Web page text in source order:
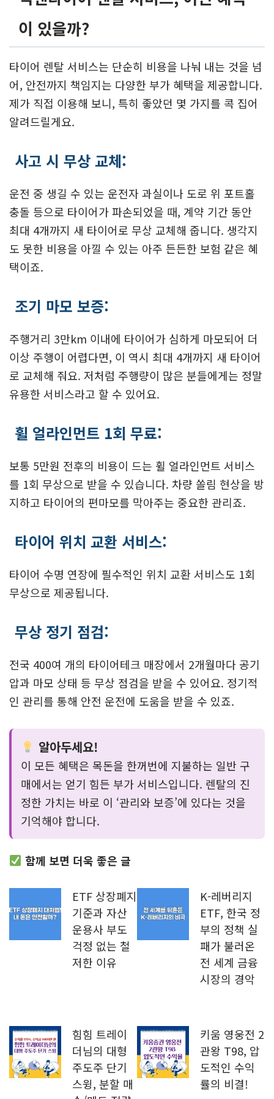
이 있을까?
타이어 렌탈 서비스는 단순히 비용을 나눠 내는 것을 넘
어, 안전까지 책임지는 다양한 부가 혜택을 제공합니다.
제가 직접 이용해 보니, 특히 좋았던 몇 가지를 콕 집어
알려드릴게요.
사고 시 무상 교체:
운전 중 생길 수 있는 운전자 과실이나 도로 위 포트홀
충돌 등으로 타이어가 파손되었을 때, 계약 기간 동안
최대 4개까지 새 타이어로 무상 교체해 줍니다. 생각지
도 못한 비용을 아낄 수 있는 아주 든든한 보험 같은 혜
택이죠.
조기 마모 보증:
주행거리 3만km 이내에 타이어가 심하게 마모되어 더
이상 주행이 어렵다면, 이 역시 최대 4개까지 새 타이어
로 교체해 줘요. 저처럼 주행량이 많은 분들에게는 정말
유용한 서비스라고 할 수 있어요.
휠 얼라인먼트 1회 무료:
보통 5만원 전후의 비용이 드는 휠 얼라인먼트 서비스
를 1회 무상으로 받을 수 있습니다. 차량 쏠림 현상을 방
지하고 타이어의 편마모를 막아주는 중요한 관리죠.
타이어 위치 교환 서비스:
타이어 수명 연장에 필수적인 위치 교환 서비스도 1회
무상으로 제공됩니다.
무상 정기 점검:
전국 400여 개의 타이어테크 매장에서 2개월마다 공기
압과 마모 상태 등 무상 점검을 받을 수 있어요. 정기적
인 관리를 통해 안전 운전에 도움을 받을 수 있죠.
알아두세요!
이 모든 혜택은 목돈을 한꺼번에 지불하는 일반 구
매에서는 얻기 힘든 부가 서비스입니다. 렌탈의 진
정한 가치는 바로 이 ‘관리와 보증’에 있다는 것을
기억해야 합니다.
함께 보면 더욱 좋은 글
ETF 상장폐지
기준과 자산
운용사 부도
걱정 없는 철
저한 이유
K-레버리지
ETF, 한국 정
부의 정책 실
패가 불러온
전 세계 금융
시장의 경악
힘힘 트레이
더님의 대형
주도주 단기
스윙, 분할 매
키움 영웅전 2
관왕 T98, 압
도적인 수익
률의 비결!